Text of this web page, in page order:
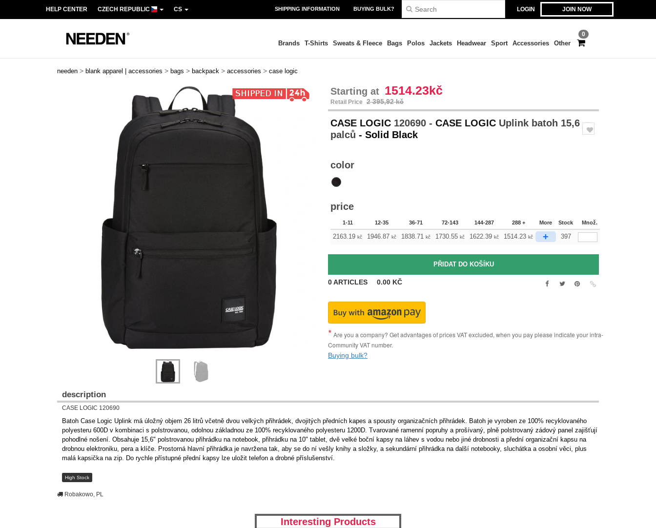
LOGIN JOIN NOW
HELP CENTER CZECH REPUBLIC CS SHIPPING INFORMATION BUYING BULK?
0
Brands T-Shirts Sweats & Fleece Bags Polos Jackets Headwear Sport Accessories Other
needen > blank apparel | accessories > bags > backpack > accessories > case logic
Starting at 1514.23kč
Retail Price 2 395,92 kč
CASE LOGIC 120690 - CASE LOGIC Uplink batoh 15,6
palců - Solid Black
color
price
1-11 12-35 36-71 72-143 144-287 288 + More Stock Množ.
2163.19 kč 1946.87 kč 1838.71 kč 1730.55 kč 1622.39 kč 1514.23 kč + 397
0ARTICLES 0.00 KČ
Are you a company? Get advantages of prices VAT excluded, when you pay please indicate your intra-
Community VAT number.
Buying bulk?
description
CASE LOGIC 120690
Batoh Case Logic Uplink má úložný objem 26 litrů včetně dvou velkých přihrádek, dvojitých předních kapes a spousty organizačních přihrádek. Batoh je vyroben ze 100% recyklovaného
polyesteru 600D v kombinaci s polstrovanou, odolnou základnou ze 100% recyklovaného polyesteru 1200D. Tvarované ramenní popruhy a prošívaný, plně polstrovaný zádový panel zajišťují
pohodlné nošení. Obsahuje 15,6" polstrovanou přihrádku na notebook, přihrádku na 10" tablet, dvě velké boční kapsy na láhev s vodou nebo jiné drobnosti a přední organizační kapsu na
drobnou elektroniku, pera a klíče. Prostorná hlavní přihrádka je navržena tak, aby se do ní vešly knihy a složky, a sekundární přihrádka na další notebooky, sluchátka a osobní věci, plus
malá kapsička na zip. Do rychle přístupné přední kapsy lze uložit telefon a drobné příslušenství.
High Stock
Robakowo, PL
Interesting Products